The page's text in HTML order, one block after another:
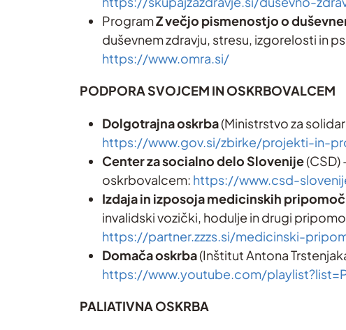
ProgramZ večjo pismenostjo o
duševnem zdravju, stresu, izgorelosti in
https://www.omra.si/
PODPORA SVOJCEM IN OSKRBOVALCEM
Dolgotrajna oskrba(Ministrstvo za
https://www.gov.si/zbirke/projekti-in-
Center za socialno delo Slovenije(CSD)
oskrbovalcem: https://www.csd-
Izdaja in izposoja medicinskih
invalidski vozički, hodulje in drugi
https://partner.zzzs.si/medicinski-
Domača oskrba(Inštitut Antona
https://www.youtube.com/
PALIATIVNA OSKRBA